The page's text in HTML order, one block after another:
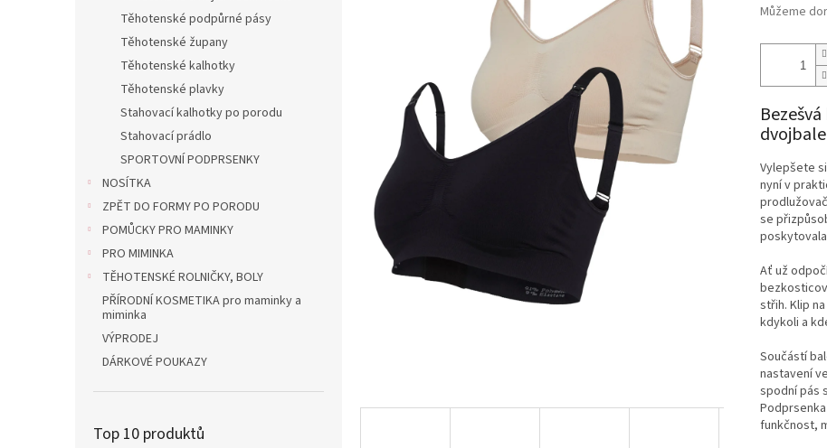
Těhotenské podpůrné pásy
Těhotenské župany
Těhotenské kalhotky
Těhotenské plavky
Stahovací kalhotky po porodu
Stahovací prádlo
SPORTOVNÍ PODPRSENKY
NOSÍTKA
ZPĚT DO FORMY PO PORODU
POMŮCKY PRO MAMINKY
PRO MIMINKA
TĚHOTENSKÉ ROLNIČKY, BOLY
PŘÍRODNÍ KOSMETIKA pro maminky a
miminka
VÝPRODEJ
DÁRKOVÉ POUKAZY
Top 10 produktů
Můžeme
Vylepšete
nyní v
se
Ať už
střih. Klip
kdykoli a
Součástí
nastavení
spodní pás
funkčnost,